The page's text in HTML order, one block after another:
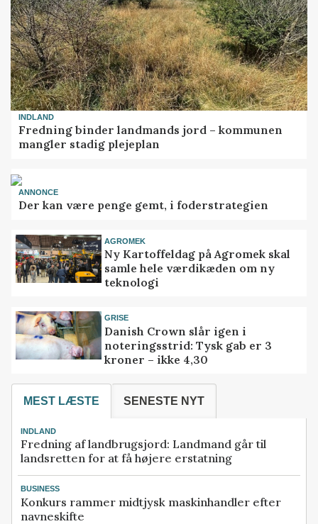
INDLAND
Fredning binder landmands jord – kommunen
mangler stadig plejeplan
ANNONCE
Der kan være penge gemt, i foderstrategien
AGROMEK
Ny Kartoffeldag på Agromek skal
samle hele værdikæden om ny
teknologi
GRISE
Danish Crown slår igen i
noteringsstrid: Tysk gab er 3
kroner – ikke 4,30
MEST LÆSTE SENESTE NYT
INDLAND
Fredning af landbrugsjord: Landmand går til
landsretten for at få højere erstatning
BUSINESS
Konkurs rammer midtjysk maskinhandler efter
navneskifte